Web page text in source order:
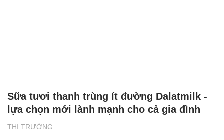
THỊ TRƯỜNG
Sữa tươi thanh trùng ít đường Dalatmilk -
lựa chọn mới lành mạnh cho cả gia đình